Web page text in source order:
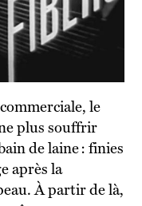
plus souffrir
de laine : finies
après la
À partir de là,